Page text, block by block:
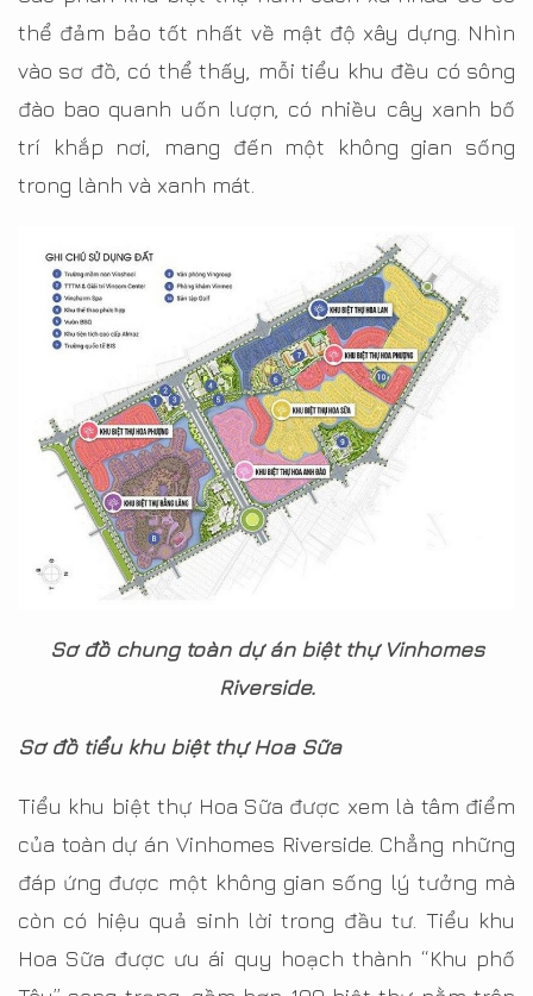
thể đảm bảo tốt nhất về mật độ xây dựng. Nhìn
vào sơ đồ, có thể thấy, mỗi tiểu khu đều có sông
đào bao quanh uốn lượn, có nhiều cây xanh bố
trí khắp nơi, mang đến một không gian sống
trong lành và xanh mát.
Sơ đồ chung toàn dự án biệt thự Vinhomes
Riverside.
Sơ đồ tiểu khu biệt thự Hoa Sữa
Tiểu khu biệt thự Hoa Sữa được xem là tâm điểm
của toàn dự án Vinhomes Riverside. Chẳng những
đáp ứng được một không gian sống lý tưởng mà
còn có hiệu quả sinh lời trong đầu tư. Tiểu khu
Hoa Sữa được ưu ái quy hoạch thành “Khu phố